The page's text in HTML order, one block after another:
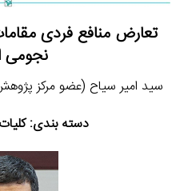
تعارض منافع فردی
سید امیر سیاح (عضو مرکز پژوهش‌های
دسته بندی: